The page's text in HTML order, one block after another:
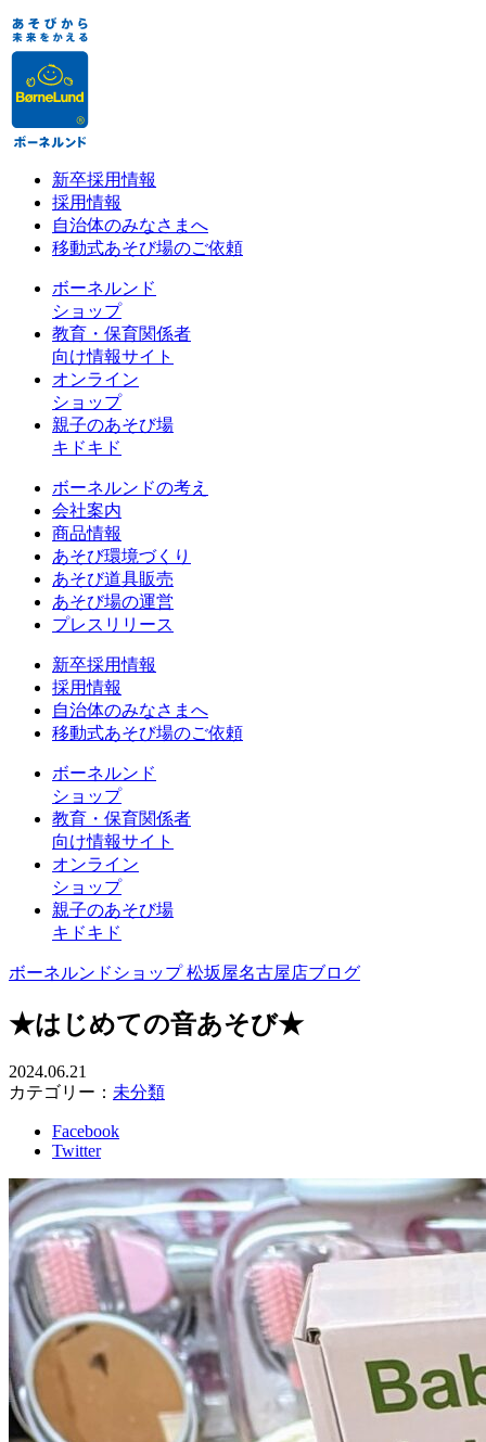
新卒採用情報
採用情報
自治体のみなさまへ
移動式あそび場のご依頼
ボーネルンド
ショップ
教育・保育関係者
向け情報サイト
オンライン
ショップ
親子のあそび場
キドキド
ボーネルンドの考え
会社案内
商品情報
あそび環境づくり
あそび道具販売
あそび場の運営
プレスリリース
新卒採用情報
採用情報
自治体のみなさまへ
移動式あそび場のご依頼
ボーネルンド
ショップ
教育・保育関係者
向け情報サイト
オンライン
ショップ
親子のあそび場
キドキド
ボーネルンドショップ 松坂屋名古屋店ブログ
★はじめての音あそび★
2024.06.21
カテゴリー： 未分類
Facebook
Twitter